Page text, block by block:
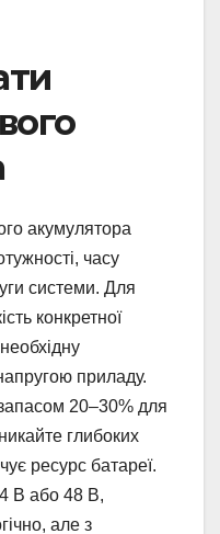
акумулятора
часу
системи. Для
конкретної
приладу.
20–30% для
глибоких
ресурс батареї.
В або 48 В,
але з